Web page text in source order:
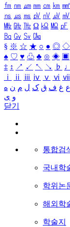
㎙ ㎚ ㎛ ㎜ ㎝ ㎞ ㎟
㎱ ㎲ ㎳ ㎴ ㎵ ㎶ ㎷
㎒ ㎓ ㎔ Ω ㏀ ㏁ ㎊
㏃ ㏉ ㏜ ㏆
§ ※ ☆ ★ ○ ● ◎ ◇
♠ ♡ ♥ ♧ ♣ ⊙ ◈ ▣
‡ ↕ ↗ ↙ ↖ ↘ ♭ ♩
ⅰ
ⅱ ⅲ ⅳ ⅴ ⅵ ⅶ
ع غ ف ق ک ل م ن ه
و ی
닫기
통합검
국내학
학위논
해외학
학술지